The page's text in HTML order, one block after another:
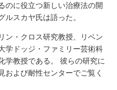
のに役立つ新しい治療法の開
スカヤ氏は語った。
ン・クロス研究教授、リベン
学ドッジ・ファミリー芸術科
学教授である。 彼らの研究に
および耐性センターでご覧く